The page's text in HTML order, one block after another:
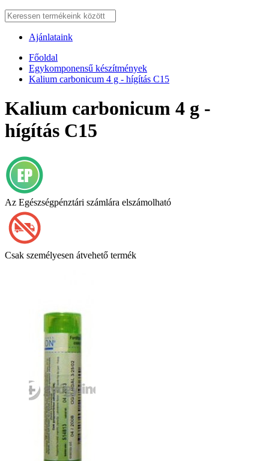
Ajánlataink
Főoldal
Egykomponensű készítmények
Kalium carbonicum 4 g - hígítás C15
Kalium carbonicum 4 g -
hígítás C15
Az Egészségpénztári számlára elszámolható
Csak személyesen átvehető termék